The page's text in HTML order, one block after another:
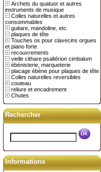
Archets du quatuor et autres
instruments de musique
Colles naturelles et autres
consommables
guitare, mandoline, etc.
plaques de tête
Touches os pour clavecins orgues
et piano forte
recouvrements
vielle cithare psaltérion cimbalum
ébénisterie, marqueterie
placage ébène pour plaques de tête
Colles naturelles reversibles
couteau
reliure et encadrement
Chutes
Rechercher
Informations